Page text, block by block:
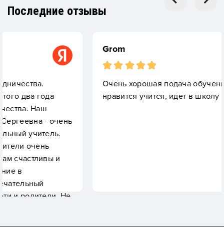
Последние отзывы
и
Не
Grom
Очень хорошая подача обучения. Ребенку
нравится учится, идет в школу с